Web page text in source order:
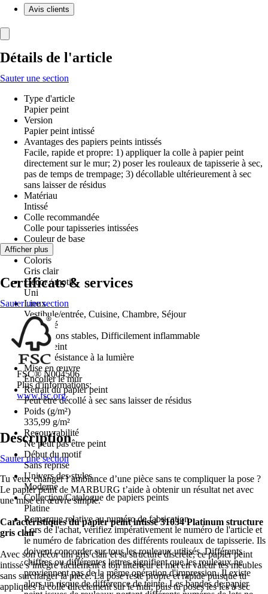
Avis clients
Détails de l'article
Sauter une section
Type d'article
Papier peint
Version
Papier peint intissé
Avantages des papiers peints intissés
Facile, rapide et propre: 1) appliquer la colle à papier peint
directement sur le mur; 2) poser les rouleaux de tapisserie à sec,
pas de temps de trempage; 3) décollable ultérieurement à sec
sans laisser de résidus
Matériau
Intissé
Colle recommandée
Colle pour tapisseries intissées
Couleur de base
Gris
Coloris
Gris clair
Décor / motif
Uni
Lieux
Vestibule/entrée, Cuisine, Chambre, Séjour
Propriété
Dimensions stables, Difficilement inflammable
Grand-teint
Bonne résistance à la lumière
Mise en œuvre
Encoller le mur
Retrait du papier peint
Peut être décollé à sec sans laisser de résidus
Poids (g/m²)
335,99 g/m²
Recouvrabilité
Ne peut pas être peint
Début du motif
Sans reprise
Univers des styles
Moderne
Collection/Catalogue de papiers peints
Platine
Remarque relative au numéro de fabrication
Lors de l'achat, vérifiez impérativement le numéro de l'article et
le numéro de fabrication des différents rouleaux de tapisserie. Ils
doivent concorder sur tous les rouleaux utilisés. Différents
chiffres ou différentes lettres signifient que les rouleaux ne
proviennent pas de la même opération d'impression. Il existe
alors un risque de différence de teinte. Les bandes de papier
Afficher plus
Certificats & services
Sauter une section
FSC® N004506
Plus d'informations:
www.fsc.org
Description
Sauter une section
Tu veux changer l’ambiance d’une pièce sans te compliquer la pose ?
Le papier peint de MARBURG t’aide à obtenir un résultat net avec
une mise en œuvre simple.
Caractéristiques du papier peint intissé 31034 Platinum structure
gris clair
Avec son décor uni gris clair et sa structure discrète, ce papier peint
intissé s’intègre facilement à ton intérieur et met en valeur tes meubles
sans surcharger la pièce. La pose reste propre et rapide puisque tu
appliques la colle directement sur le mur, puis tu poses les lés à sec